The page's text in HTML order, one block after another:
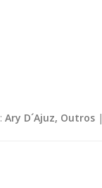
Ary D´Ajuz, Outros|